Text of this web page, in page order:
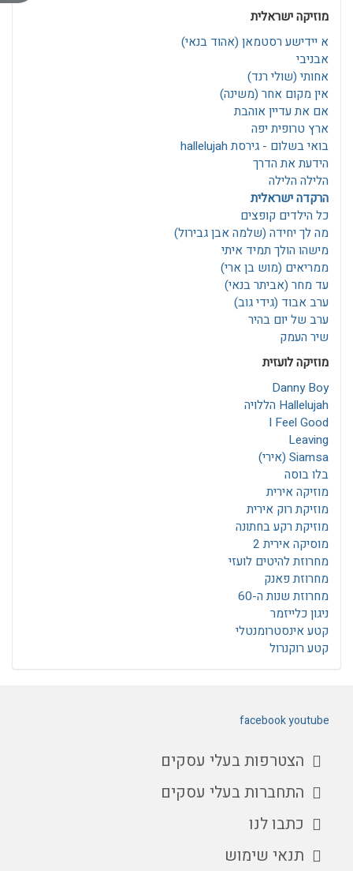
מוזיקה ישראלית
א יידישע רסטמאן‎ (אהוד בנאי)
אבניבי
אחותי (שולי רנד)
אין מקום אחר (משינה)
אם את עדיין אוהבת
ארץ טרופית יפה
בואי בשלום - גירסת hallelujah
הידעת את הדרך
הלילה הלילה
הרקדה ישראלית
כל הילדים קופצים
מה לך יחידה (שלמה אבן גבירול)
מישהו הולך תמיד איתי
ממריאים (מוש בן ארי)
עד מחר (אביתר בנאי)
ערב אבוד (גידי גוב)
ערב של יום בהיר
שיר העמק
מוזיקה לועזית
Danny Boy
Hallelujah הללויה
I Feel Good
Leaving
Siamsa (אירי)
בלו בוסה
מוזיקה אירית
מוזיקת רוק אירית
מוזיקת רקע בחתונה
מוסיקה אירית 2
מחרוזת להיטים לועזי
מחרוזת פאנק
מחרוזת שנות ה-60
ניגון כלייזמר
קטע אינסטרומנטלי
קטע רוקנרול
facebookyoutube
הצטרפות בעלי עסקים
התחברות בעלי עסקים
כתבו לנו
תנאי שימוש